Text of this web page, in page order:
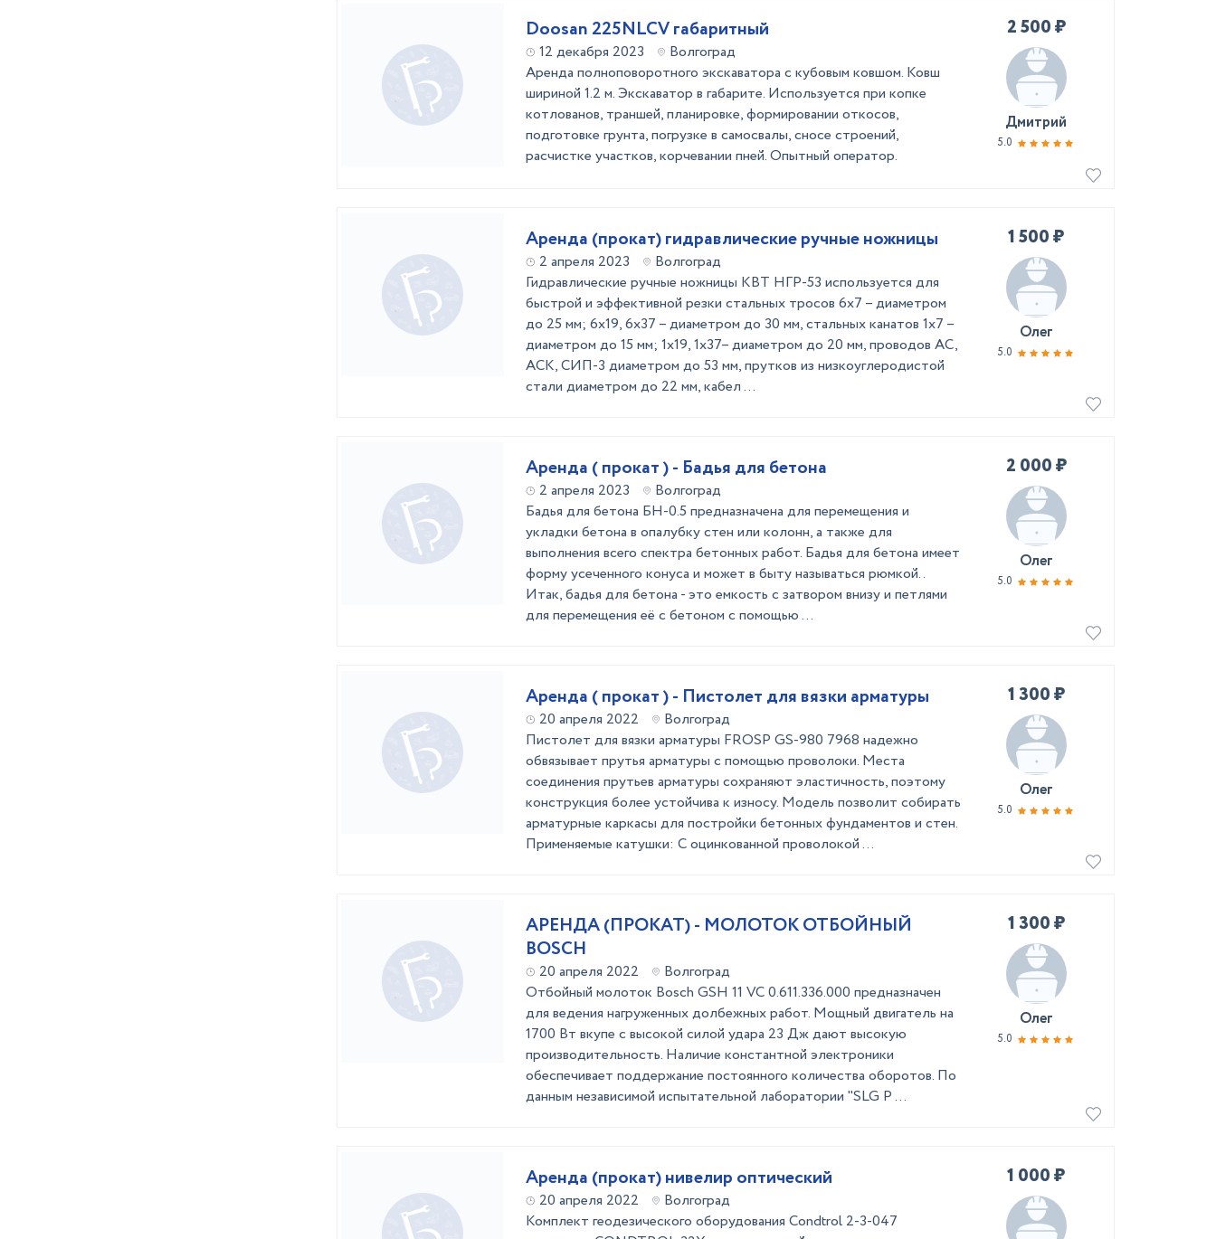
Doosan 225NLCV габаритный
12 декабря 2023
Волгоград
Аренда полноповоротного экскаватора с кубовым ковшом. Ковш
шириной 1.2 м. Экскаватор в габарите. Используется при копке
котлованов, траншей, планировке, формировании откосов,
подготовке грунта, погрузке в самосвалы, сносе строений,
расчистке участков, корчевании пней. Опытный оператор.
2 500 ₽
Дмитрий
5.0
Аренда (прокат) гидравлические ручные ножницы
2 апреля 2023
Волгоград
Гидравлические ручные ножницы КВТ НГР-53 используется для
быстрой и эффективной резки стальных тросов 6х7 – диаметром
до 25 мм; 6х19, 6х37 – диаметром до 30 мм, стальных канатов 1х7 –
диаметром до 15 мм; 1х19, 1х37– диаметром до 20 мм, проводов АС,
АСК, СИП-3 диаметром до 53 мм, прутков из низкоуглеродистой
стали диаметром до 22 мм, кабел ...
1 500 ₽
Олег
5.0
Аренда ( прокат ) - Бадья для бетона
2 апреля 2023
Волгоград
Бадья для бетона БН-0.5 предназначена для перемещения и
укладки бетона в опалубку стен или колонн, а также для
выполнения всего спектра бетонных работ. Бадья для бетона имеет
форму усеченного конуса и может в быту называться рюмкой. .
Итак, бадья для бетона - это емкость с затвором внизу и петлями
для перемещения её с бетоном с помощью ...
2 000 ₽
Олег
5.0
Аренда ( прокат ) - Пистолет для вязки арматуры
20 апреля 2022
Волгоград
Пистолет для вязки арматуры FROSP GS-980 7968 надежно
обвязывает прутья арматуры с помощью проволоки. Места
соединения прутьев арматуры сохраняют эластичность, поэтому
конструкция более устойчива к износу. Модель позволит собирать
арматурные каркасы для постройки бетонных фундаментов и стен.
Применяемые катушки: С оцинкованной проволокой ...
1 300 ₽
Олег
5.0
АРЕНДА (ПРОКАТ) - МОЛОТОК ОТБОЙНЫЙ
BOSCH
20 апреля 2022
Волгоград
Отбойный молоток Bosch GSH 11 VC 0.611.336.000 предназначен
для ведения нагруженных долбежных работ. Мощный двигатель на
1700 Вт вкупе с высокой силой удара 23 Дж дают высокую
производительность. Наличие константной электроники
обеспечивает поддержание постоянного количества оборотов. По
данным независимой испытательной лаборатории "SLG P ...
1 300 ₽
Олег
5.0
Аренда (прокат) нивелир оптический
20 апреля 2022
Волгоград
Комплект геодезического оборудования Condtrol 2-3-047
1 000 ₽